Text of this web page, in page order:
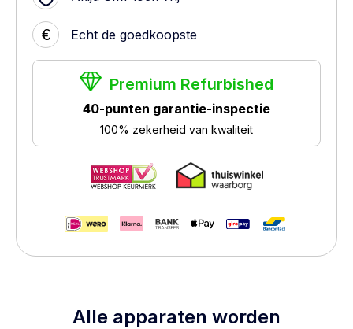
€ Echt de goedkoopste
Premium Refurbished
40-punten garantie-inspectie
100% zekerheid van kwaliteit
Alle apparaten worden